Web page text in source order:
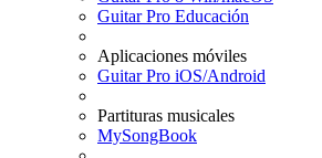
Guitar Pro Educación
Aplicaciones móviles
Guitar Pro iOS/Android
Partituras musicales
MySongBook